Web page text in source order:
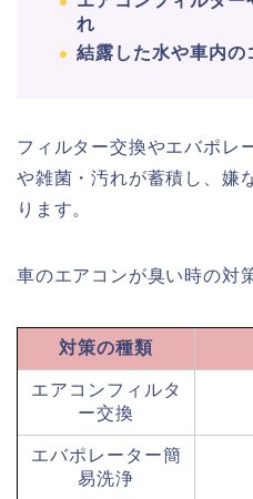
れ
結露した水や車内の
フィルター交換やエバポレ
や雑菌・汚れが蓄積し、嫌
ります。
車のエアコンが臭い時の対
対策の種類
エアコンフィルタ
ー交換
エバポレーター簡
易洗浄